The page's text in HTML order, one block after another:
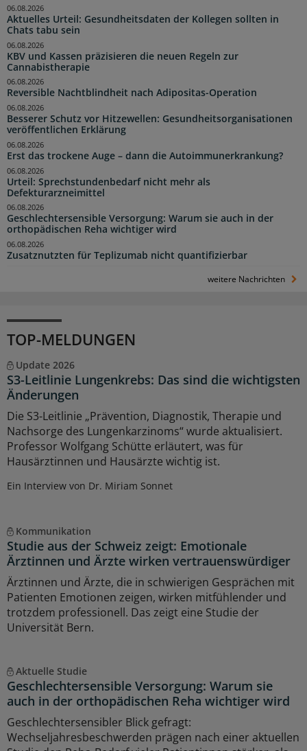
Aktuelles Urteil: Gesundheitsdaten der Kollegen sollten in
Chats tabu sein
06.08.2026
KBV und Kassen präzisieren die neuen Regeln zur
Cannabistherapie
06.08.2026
Reversible Nachtblindheit nach Adipositas-Operation
06.08.2026
Besserer Schutz vor Hitzewellen: Gesundheitsorganisationen
veröffentlichen Erklärung
06.08.2026
Erst das trockene Auge – dann die Autoimmunerkrankung?
06.08.2026
Urteil: Sprechstundenbedarf nicht mehr als
Defekturarzneimittel
06.08.2026
Geschlechtersensible Versorgung: Warum sie auch in der
orthopädischen Reha wichtiger wird
06.08.2026
Zusatznutzten für Teplizumab nicht quantifizierbar
06.08.2026
weitere Nachrichten
TOP-MELDUNGEN
Update 2026
S3-Leitlinie Lungenkrebs: Das sind die wichtigsten
Änderungen
Die S3-Leitlinie „Prävention, Diagnostik, Therapie und
Nachsorge des Lungenkarzinoms“ wurde aktualisiert.
Professor Wolfgang Schütte erläutert, was für
Hausärztinnen und Hausärzte wichtig ist.
Ein Interview von Dr. Miriam Sonnet
Kommunikation
Studie aus der Schweiz zeigt: Emotionale
Ärztinnen und Ärzte wirken vertrauenswürdiger
Ärztinnen und Ärzte, die in schwierigen Gesprächen mit
Patienten Emotionen zeigen, wirken mitfühlender und
trotzdem professionell. Das zeigt eine Studie der
Universität Bern.
Aktuelle Studie
Geschlechtersensible Versorgung: Warum sie
auch in der orthopädischen Reha wichtiger wird
Geschlechtersensibler Blick gefragt:
Wechseljahresbeschwerden prägen nach einer aktuellen